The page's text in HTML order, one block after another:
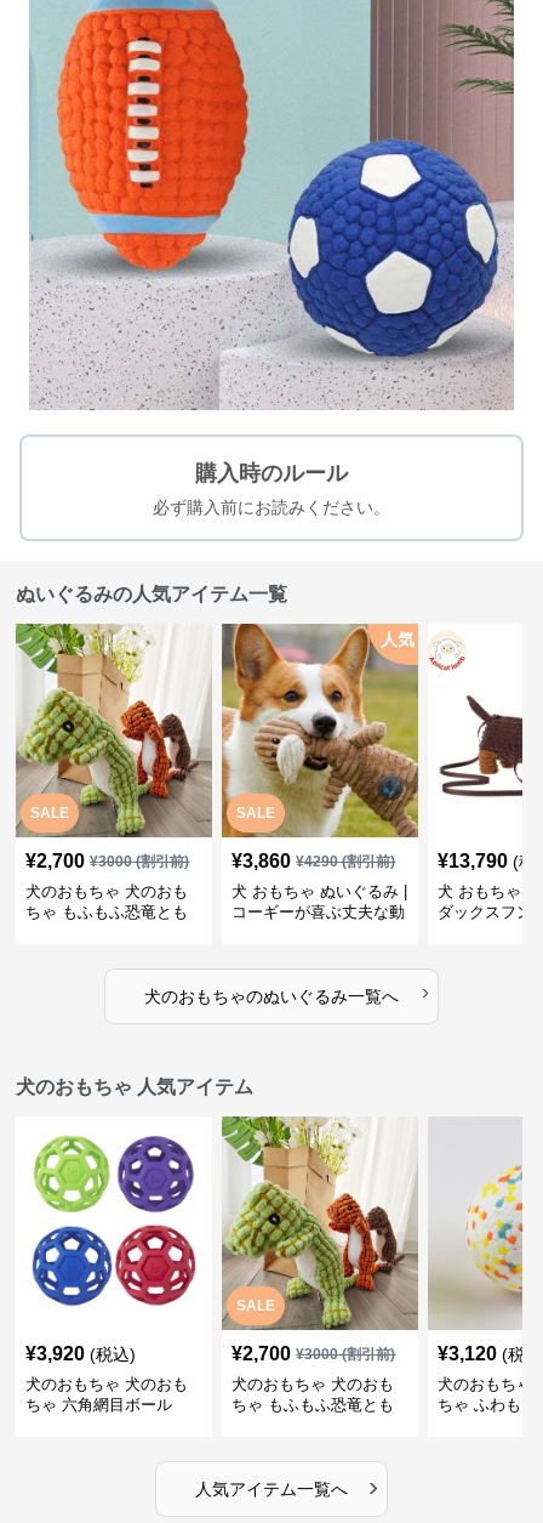
購入時のルール
必ず購入前にお読みください。
ぬいぐるみの人気アイテム一覧
SALE
¥2,700 ¥3000(割引前)
犬のおもちゃ 犬のおも
ちゃ もふもふ恐竜とも
SALE
人気
¥3,860 ¥4290(割引前)
犬 おもちゃ ぬいぐるみ |
コーギーが喜ぶ丈夫な動
¥13,790 (税
犬 おもちゃ
ダックスフン
犬のおもちゃのぬいぐるみ一覧へ ›
犬のおもちゃ 人気アイテム
¥3,920 (税込)
犬のおもちゃ 犬のおも
ちゃ 六角網目ボール
SALE
¥2,700 ¥3000(割引前)
犬のおもちゃ 犬のおも
ちゃ もふもふ恐竜とも
¥3,120 (税
犬のおもちゃ
ちゃ ふわもこ
人気アイテム一覧へ ›